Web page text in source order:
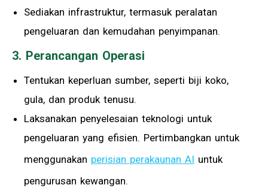
Sediakan infrastruktur, termasuk peralatan
pengeluaran dan kemudahan penyimpanan.
3. Perancangan Operasi
Tentukan keperluan sumber, seperti biji koko,
gula, dan produk tenusu.
Laksanakan penyelesaian teknologi untuk
pengeluaran yang efisien. Pertimbangkan untuk
menggunakan perisian perakaunan AI untuk
pengurusan kewangan.